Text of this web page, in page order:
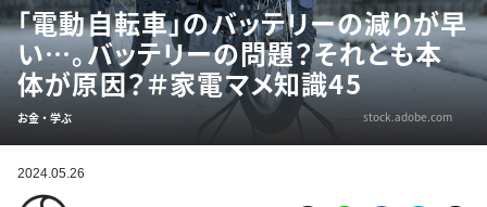
「電動自転車」のバッテリーの減りが早
い…。バッテリーの問題？それとも本
体が原因？＃家電マメ知識45
お金・学ぶ stock.adobe.com
2024.05.26